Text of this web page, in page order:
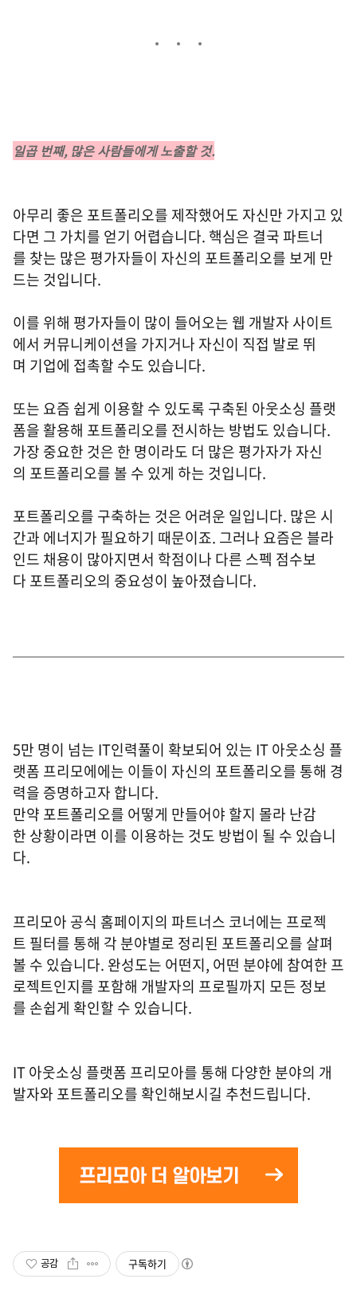
일곱 번째, 많은 사람들에게 노출할 것.
아무리 좋은 포트폴리오를 제작했어도 자신만 가지고 있
다면 그 가치를 얻기 어렵습니다. 핵심은 결국 파트너
를 찾는 많은 평가자들이 자신의 포트폴리오를 보게 만
드는 것입니다.
이를 위해 평가자들이 많이 들어오는 웹 개발자 사이트
에서 커뮤니케이션을 가지거나 자신이 직접 발로 뛰
며 기업에 접촉할 수도 있습니다.
또는 요즘 쉽게 이용할 수 있도록 구축된 아웃소싱 플랫
폼을 활용해 포트폴리오를 전시하는 방법도 있습니다.
가장 중요한 것은 한 명이라도 더 많은 평가자가 자신
의 포트폴리오를 볼 수 있게 하는 것입니다.
포트폴리오를 구축하는 것은 어려운 일입니다. 많은 시
간과 에너지가 필요하기 때문이죠. 그러나 요즘은 블라
인드 채용이 많아지면서 학점이나 다른 스펙 점수보
다 포트폴리오의 중요성이 높아졌습니다.
5만 명이 넘는 IT인력풀이 확보되어 있는 IT 아웃소싱 플
랫폼 프리모에에는 이들이 자신의 포트폴리오를 통해 경
력을 증명하고자 합니다.
만약 포트폴리오를 어떻게 만들어야 할지 몰라 난감
한 상황이라면 이를 이용하는 것도 방법이 될 수 있습니
다.
프리모아 공식 홈페이지의 파트너스 코너에는 프로젝
트 필터를 통해 각 분야별로 정리된 포트폴리오를 살펴
볼 수 있습니다. 완성도는 어떤지, 어떤 분야에 참여한 프
로젝트인지를 포함해 개발자의 프로필까지 모든 정보
를 손쉽게 확인할 수 있습니다.
IT 아웃소싱 플랫폼 프리모아를 통해 다양한 분야의 개
발자와 포트폴리오를 확인해보시길 추천드립니다.
공감 구독하기